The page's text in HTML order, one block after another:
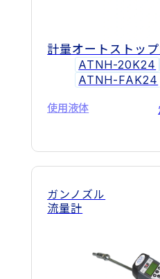
計量オートストッ
ATNH-20K24
ATNH-FAK24
使用液体
ガンノズル
流量計